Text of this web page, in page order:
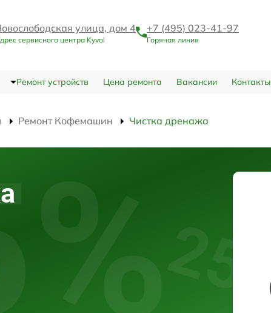
улица, дом 4
сервисного центра Kyvol
+7 (495) 023-41-97
Горячая линия
Ремонт устройств Цена ремонта Вакансии Контакты
Ремонт Кофемашин Чистка дренажа